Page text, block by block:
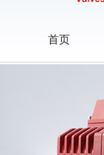
首页